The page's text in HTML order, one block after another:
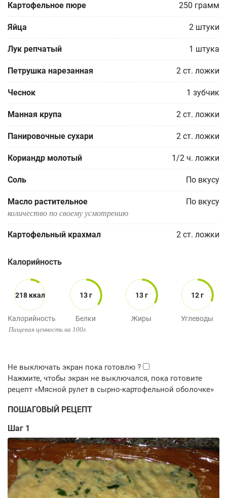
Картофельное пюре 250 грамм
Яйца 2 штуки
Лук репчатый 1 штука
Петрушка нарезанная 2 ст. ложки
Чеснок 1 зубчик
Манная крупа 2 ст. ложки
Панировочные сухари 2 ст. ложки
Кориандр молотый 1/2 ч. ложки
Соль По вкусу
Масло растительное По вкусу
количество по своему усмотрению
Картофельный крахмал 2 ст. ложки
Калорийность
218 ккал
Калорийность
13 г
Белки
13 г
Жиры
12 г
Углеводы
Пищевая ценность на 100г.
ПОШАГОВЫЙ РЕЦЕПТ
Шаг 1